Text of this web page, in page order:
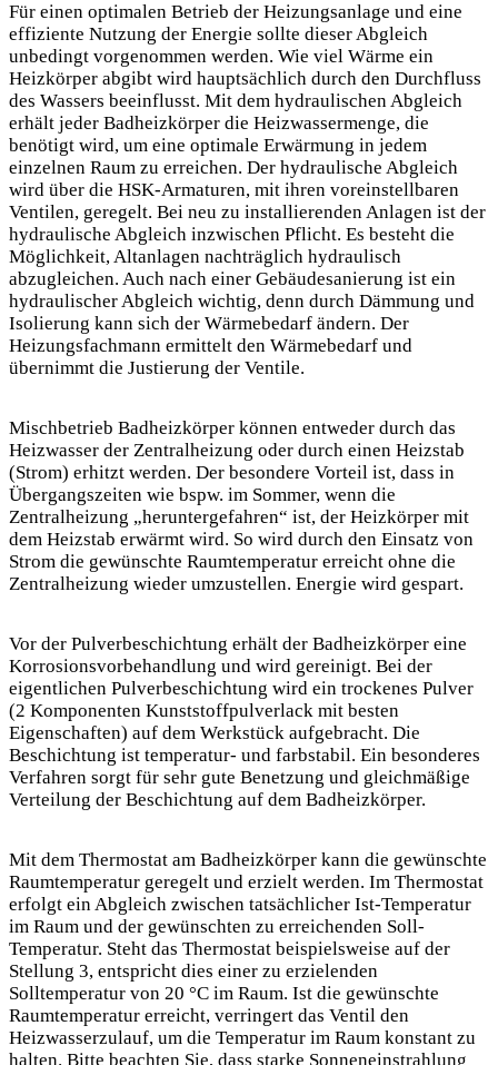
Für einen optimalen Betrieb der Heizungsanlage und eine
effiziente Nutzung der Energie sollte dieser Abgleich
unbedingt vorgenommen werden. Wie viel Wärme ein
Heizkörper abgibt wird hauptsächlich durch den Durchfluss
des Wassers beeinflusst. Mit dem hydraulischen Abgleich
erhält jeder Badheizkörper die Heizwassermenge, die
benötigt wird, um eine optimale Erwärmung in jedem
einzelnen Raum zu erreichen. Der hydraulische Abgleich
wird über die HSK-Armaturen, mit ihren voreinstellbaren
Ventilen, geregelt. Bei neu zu installierenden Anlagen ist der
hydraulische Abgleich inzwischen Pflicht. Es besteht die
Möglichkeit, Altanlagen nachträglich hydraulisch
abzugleichen. Auch nach einer Gebäudesanierung ist ein
hydraulischer Abgleich wichtig, denn durch Dämmung und
Isolierung kann sich der Wärmebedarf ändern. Der
Heizungsfachmann ermittelt den Wärmebedarf und
übernimmt die Justierung der Ventile.
Mischbetrieb Badheizkörper können entweder durch das
Heizwasser der Zentralheizung oder durch einen Heizstab
(Strom) erhitzt werden. Der besondere Vorteil ist, dass in
Übergangszeiten wie bspw. im Sommer, wenn die
Zentralheizung „heruntergefahren“ ist, der Heizkörper mit
dem Heizstab erwärmt wird. So wird durch den Einsatz von
Strom die gewünschte Raumtemperatur erreicht ohne die
Zentralheizung wieder umzustellen. Energie wird gespart.
Vor der Pulverbeschichtung erhält der Badheizkörper eine
Korrosionsvorbehandlung und wird gereinigt. Bei der
eigentlichen Pulverbeschichtung wird ein trockenes Pulver
(2 Komponenten Kunststoffpulverlack mit besten
Eigenschaften) auf dem Werkstück aufgebracht. Die
Beschichtung ist temperatur- und farbstabil. Ein besonderes
Verfahren sorgt für sehr gute Benetzung und gleichmäßige
Verteilung der Beschichtung auf dem Badheizkörper.
Mit dem Thermostat am Badheizkörper kann die gewünschte
Raumtemperatur geregelt und erzielt werden. Im Thermostat
erfolgt ein Abgleich zwischen tatsächlicher Ist-Temperatur
im Raum und der gewünschten zu erreichenden Soll-
Temperatur. Steht das Thermostat beispielsweise auf der
Stellung 3, entspricht dies einer zu erzielenden
Solltemperatur von 20 °C im Raum. Ist die gewünschte
Raumtemperatur erreicht, verringert das Ventil den
Heizwasserzulauf, um die Temperatur im Raum konstant zu
halten. Bitte beachten Sie, dass starke Sonneneinstrahlung